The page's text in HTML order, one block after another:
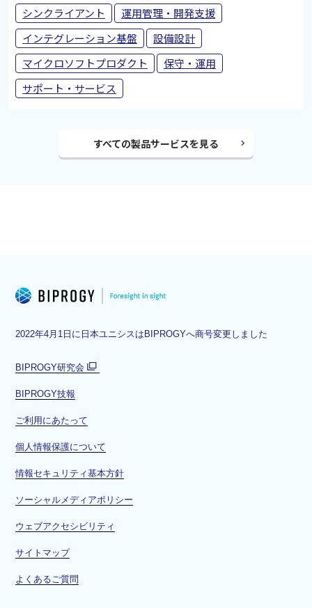
シンクライアント
運用管理・開発支援
インテグレーション基盤
設備設計
マイクロソフトプロダクト
保守・運用
サポート・サービス
すべての製品サービスを見る
2022年4月1日に日本ユニシスはBIPROGYへ商号変更しました
BIPROGY研究会
ド
で
く
BIPROGY技報
ご利用にあたって
個人情報保護について
情報セキュリティ基本方針
ソーシャルメディアポリシー
ウェブアクセシビリティ
サイトマップ
よくあるご質問